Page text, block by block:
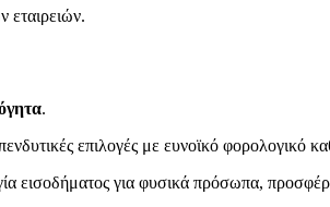
εταιρειών.
.
επιλογές με ευνοϊκό φορολογικό
εισοδήματος για φυσικά πρόσωπα,